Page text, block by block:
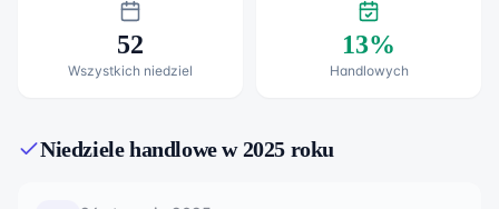
52
Wszystkich niedziel
13%
Handlowych
Niedziele handlowe w2025 roku